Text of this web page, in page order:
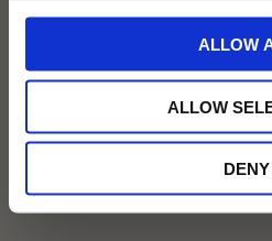
ALLOW
ALLOW
DENY
Kolabit I Choklad Rostad
bitar av rostad mandel, lätt sälta och
69KR
* Rabatten gäller endast online på